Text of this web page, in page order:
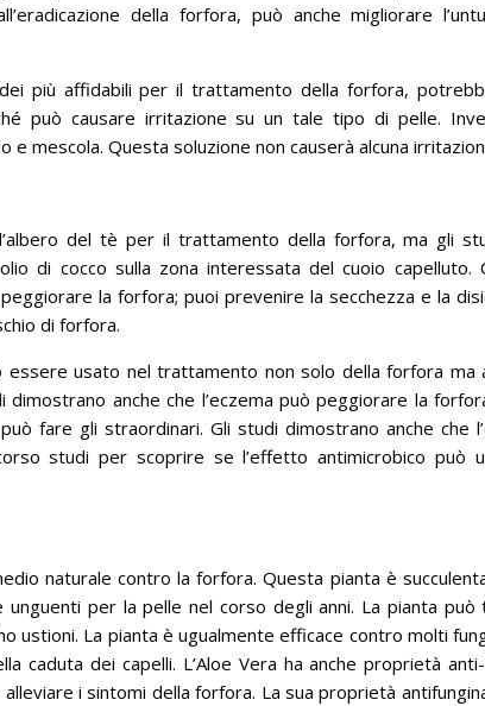
della forfora, può anche migliorare
più affidabili per il trattamento della forfora,
può causare irritazione su un tale tipo di pelle.
e mescola. Questa soluzione non causerà alcuna
del tè per il trattamento della forfora, ma gli
di cocco sulla zona interessata del cuoio capelluto.
la forfora; puoi prevenire la secchezza e la
di forfora.
essere usato nel trattamento non solo della forfora ma
dimostrano anche che l’eczema può peggiorare la
fare gli straordinari. Gli studi dimostrano anche che
studi per scoprire se l’effetto antimicrobico può
naturale contro la forfora.Questa pianta è
unguenti per la pelle nel corso degli anni. La pianta
ustioni. La pianta è ugualmente efficace contro molti
caduta dei capelli. L’Aloe Vera ha anche proprietà
i sintomi della forfora. La sua proprietà